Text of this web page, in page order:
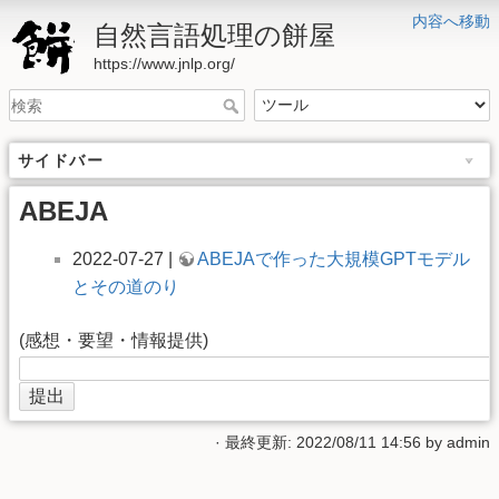
内容へ移動
自然言語処理の餅屋
https://www.jnlp.org/
サイドバー
ABEJA
2022-07-27 |
ABEJAで作った大規模GPTモデル
とその道のり
(感想・要望・情報提供)
· 最終更新: 2022/08/11 14:56 by admin